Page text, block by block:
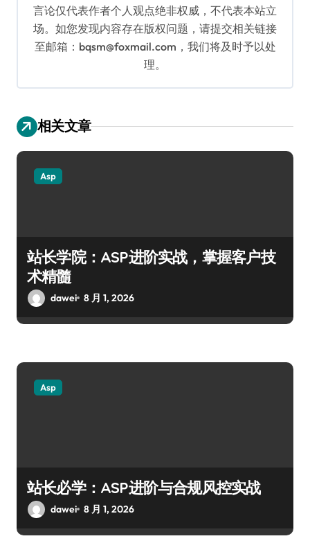
言论仅代表作者个人观点绝非权威，不代表本站立
场。如您发现内容存在版权问题，请提交相关链接
至邮箱：bqsm@foxmail.com，我们将及时予以处
理。
相关文章
Asp
站长学院：ASP进阶实战，掌握客户技
术精髓
dawei 8 月 1, 2026
Asp
站长必学：ASP进阶与合规风控实战
dawei 8 月 1, 2026